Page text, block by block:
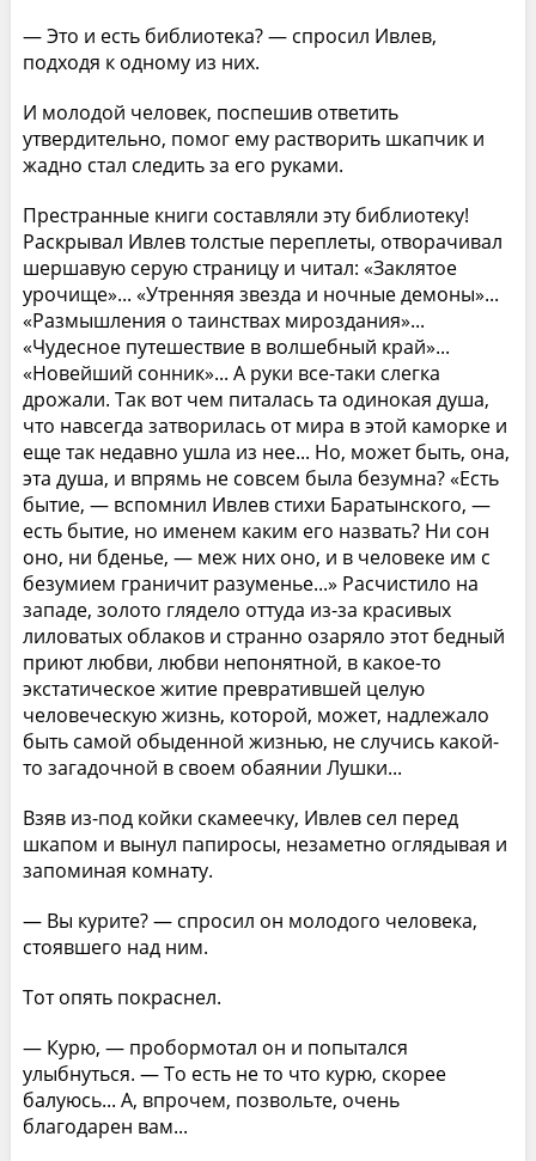
— Это и есть библиотека? — спросил Ивлев,
подходя к одному из них.
И молодой человек, поспешив ответить
утвердительно, помог ему растворить шкапчик и
жадно стал следить за его руками.
Престранные книги составляли эту библиотеку!
Раскрывал Ивлев толстые переплеты, отворачивал
шершавую серую страницу и читал: «Заклятое
урочище»... «Утренняя звезда и ночные демоны»...
«Размышления о таинствах мироздания»...
«Чудесное путешествие в волшебный край»...
«Новейший сонник»... А руки все-таки слегка
дрожали. Так вот чем питалась та одинокая душа,
что навсегда затворилась от мира в этой каморке и
еще так недавно ушла из нее... Но, может быть, она,
эта душа, и впрямь не совсем была безумна? «Есть
бытие, — вспомнил Ивлев стихи Баратынского, —
есть бытие, но именем каким его назвать? Ни сон
оно, ни бденье, — меж них оно, и в человеке им с
безумием граничит разуменье...» Расчистило на
западе, золото глядело оттуда из-за красивых
лиловатых облаков и странно озаряло этот бедный
приют любви, любви непонятной, в какое-то
экстатическое житие превратившей целую
человеческую жизнь, которой, может, надлежало
быть самой обыденной жизнью, не случись какой-
то загадочной в своем обаянии Лушки...
Взяв из-под койки скамеечку, Ивлев сел перед
шкапом и вынул папиросы, незаметно оглядывая и
запоминая комнату.
— Вы курите? — спросил он молодого человека,
стоявшего над ним.
Тот опять покраснел.
— Курю, — пробормотал он и попытался
улыбнуться. — То есть не то что курю, скорее
балуюсь... А, впрочем, позвольте, очень
благодарен вам...